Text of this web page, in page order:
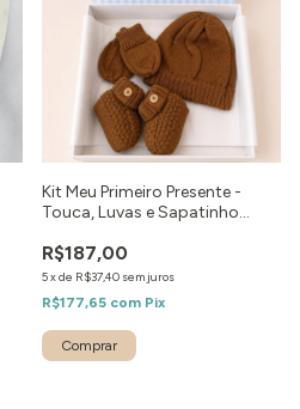
Kit Meu Primeiro Presente -
Touca, Luvas e Sapatinho
R$187,00
5xde R$37,40 sem juros
R$177,65 com Pix
Comprar